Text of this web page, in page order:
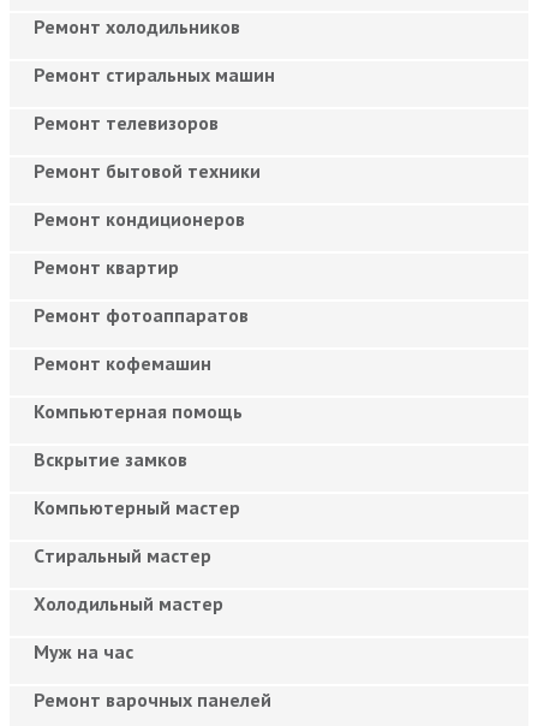
Ремонт холодильников
Ремонт стиральных машин
Ремонт телевизоров
Ремонт бытовой техники
Ремонт кондиционеров
Ремонт квартир
Ремонт фотоаппаратов
Ремонт кофемашин
Компьютерная помощь
Вскрытие замков
Компьютерный мастер
Cтиральный мастер
Холодильный мастер
Муж на час
Ремонт варочных панелей